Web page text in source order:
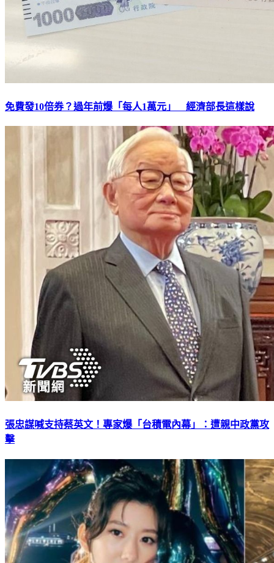
免費發10倍券？過年前爆「每人1萬元」 經濟部長這樣說
張忠謀喊支持蔡英文！專家爆「台積電內幕」：遭親中政黨攻
擊